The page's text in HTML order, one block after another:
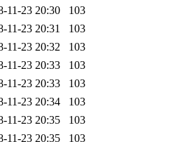
11-23 20:30
103
11-23 20:31
103
11-23 20:32
103
11-23 20:33
103
11-23 20:33
103
11-23 20:34
103
11-23 20:35
103
11-23 20:35
103